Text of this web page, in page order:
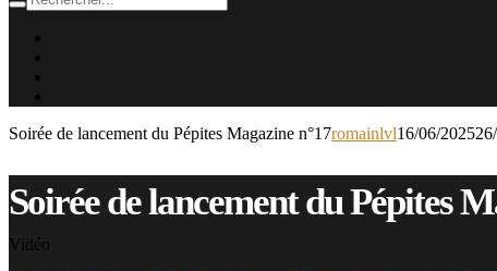
Soirée de lancement du Pépites Magazine n°17romainlvl16/06/2025
Soirée de lancement du Pépites
Vidéo